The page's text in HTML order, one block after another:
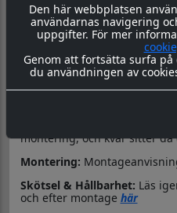
Den här webbplatsen
användarnas navigering
uppgifter. För mer
Genom att fortsätta surfa
du användningen av
Datorskuren dekal / logo
Material & Tillverkning:
genomfärgad kvalitetsfolie,
ytor.
Dekalen
appliceringstape över som
underlättar monteringen.
montering, och kvar sitter då
Montering:
Skötsel & Hållbarhet: Läs
och efter montage här